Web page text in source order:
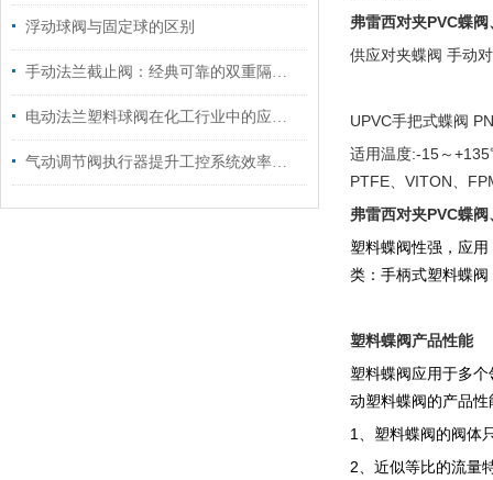
弗雷西对夹PVC蝶
供应对夹蝶阀 手动
UPVC手把式蝶阀
适用温度:-15～
PTFE、VITON、
弗雷西对夹PVC蝶
塑料蝶阀性强，应
类：手柄式塑料蝶
塑料蝶阀产品性能
塑料蝶阀应用于多
动塑料蝶阀的产品
1、塑料蝶阀的阀体
2、近似等比的流量
浮动球阀与固定球的区别
手动法兰截止阀：经典可靠的双重隔离屏障
电动法兰塑料球阀在化工行业中的应用与性能分析
气动调节阀执行器提升工控系统效率的智能设备